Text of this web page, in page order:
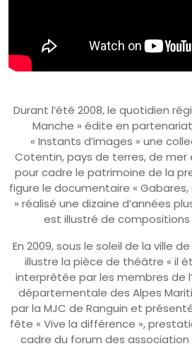
Durant l’été 2008, le quotidien
Manche » édite en
« Instants d’images » une
Cotentin, pays de terres, de mer
pour cadre le patrimoine de la
figure le documentaire «
» réalisé une dizaine d’années
est illustré de compositions
En 2009, sous le soleil de la ville
illustre la pièce de théâtre « il
interprêtée par les membres de
départementale des Alpes
par la MJC de Ranguin et
fête « Vive la différence »,
cadre du forum des association